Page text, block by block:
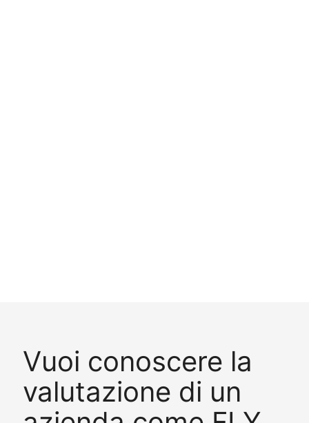
Vuoi conoscere la
valutazione di un